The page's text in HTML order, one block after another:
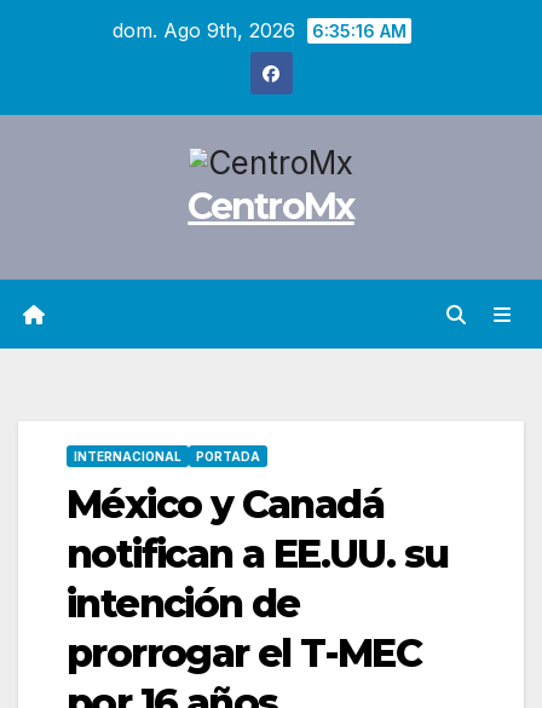
dom. Ago 9th, 2026 6:35:17 AM
CentroMx
INTERNACIONAL PORTADA
México y Canadá
notifican a EE.UU. su
intención de
prorrogar el T-MEC